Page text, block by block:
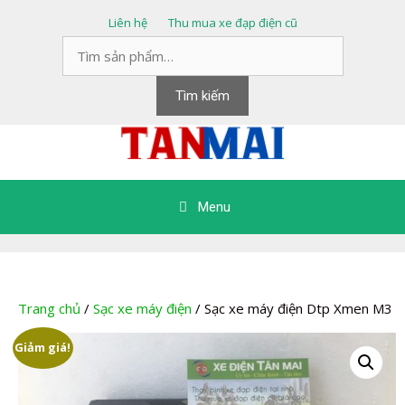
Liên hệ
Thu mua xe đạp điện cũ
kiếm:
Tìm kiếm
Menu
Trang chủ / Sạc xe máy điện / Sạc xe máy điện Dtp Xmen M3
Giảm giá!